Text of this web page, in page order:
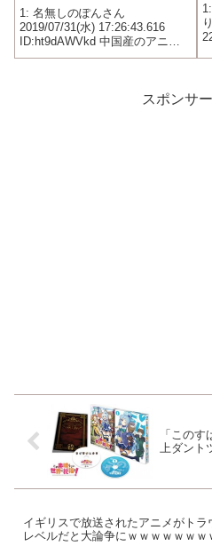
上」の興行収入、アニメは
中国の時代かｗｗｗｗｗｗ
ｗｗｗｗｗ
1: 名無しのぽんさん
2019/07/31(水) 17:26:43.616
ID:ht9dAWVkd 中国産のアニメ
映画が空前のヒットを記録して
い）」。公開5日目に興行収入10
スポンサ
「この
上ダント
イギリスで放送されたアニメがトラ
レベルだと大論争にｗｗｗｗｗｗｗ